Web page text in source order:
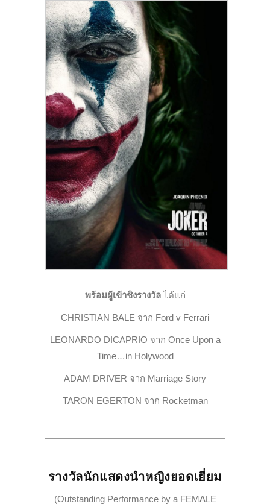
พร้อมผู้เข้าชิงรางวัลได้แก่
CHRISTIAN BALE จาก Ford v Ferrari
LEONARDO DICAPRIO จาก Once Upon a
Time…in Holywood
ADAM DRIVER จาก Marriage Story
TARON EGERTON จาก Rocketman
รางวัลนักแสดงนำหญิงยอดเยี่ยม
(Outstanding Performance by a FEMALE